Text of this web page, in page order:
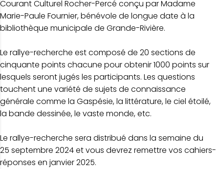
Courant Culturel Rocher-Percé conçu par Madame
Marie-Paule Fournier, bénévole de longue date à la
bibliothèque municipale de Grande-Rivière.
Le rallye-recherche est composé de 20 sections de
cinquante points chacune pour obtenir 1000 points sur
lesquels seront jugés les participants. Les questions
touchent une variété de sujets de connaissance
générale comme la Gaspésie, la littérature, le ciel étoilé,
la bande dessinée, le vaste monde, etc.
Le rallye-recherche sera distribué dans la semaine du
25 septembre 2024 et vous devrez remettre vos cahiers-
réponses en janvier 2025.